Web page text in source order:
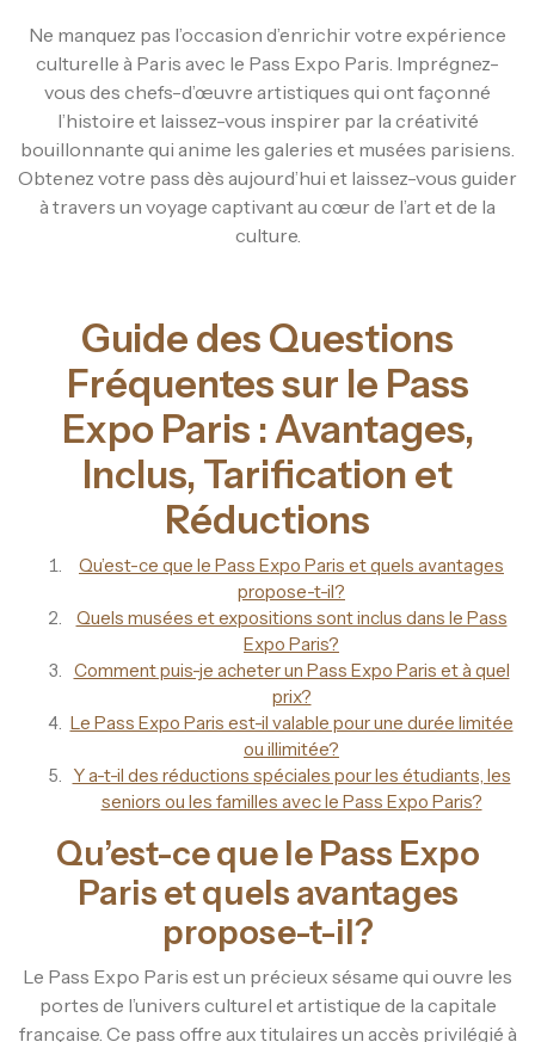
Ne manquez pas l’occasion d’enrichir votre expérience
culturelle à Paris avec le Pass Expo Paris. Imprégnez-
vous des chefs-d’œuvre artistiques qui ont façonné
l’histoire et laissez-vous inspirer par la créativité
bouillonnante qui anime les galeries et musées parisiens.
Obtenez votre pass dès aujourd’hui et laissez-vous guider
à travers un voyage captivant au cœur de l’art et de la
culture.
Guide des Questions
Fréquentes sur le Pass
Expo Paris : Avantages,
Inclus, Tarification et
Réductions
Qu’est-ce que le Pass Expo Paris et quels avantages
propose-t-il?
Quels musées et expositions sont inclus dans le Pass
Expo Paris?
Comment puis-je acheter un Pass Expo Paris et à quel
prix?
Le Pass Expo Paris est-il valable pour une durée limitée
ou illimitée?
Y a-t-il des réductions spéciales pour les étudiants, les
seniors ou les familles avec le Pass Expo Paris?
Qu’est-ce que le Pass Expo
Paris et quels avantages
propose-t-il?
Le Pass Expo Paris est un précieux sésame qui ouvre les
portes de l’univers culturel et artistique de la capitale
française. Ce pass offre aux titulaires un accès privilégié à